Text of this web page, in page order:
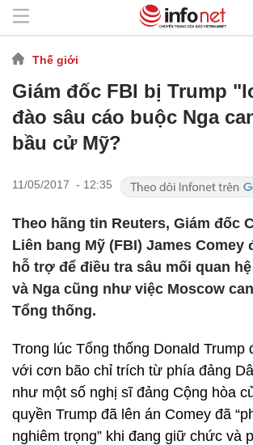
Thế giới
Giám đốc FBI bị Trump
đào sâu cáo buộc Nga
bầu cử Mỹ?
11/05/2017 - 12:35
Theo hãng tin Reuters, Giám đốc
Liên bang Mỹ (FBI) James Comey
hỗ trợ để điều tra sâu mối quan
và Nga cũng như việc Moscow
Tổng thống.
Trong lúc Tổng thống Donald Trump
với cơn bão chỉ trích từ phía đảng
như một số nghị sĩ đảng Cộng hòa
quyền Trump đã lên án Comey đã
nghiêm trọng” khi đang giữ chức và